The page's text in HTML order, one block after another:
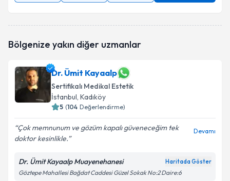
Bölgenize yakın diğer uzmanlar
Dr. Ümit Kayaalp
Sertifikalı Medikal Estetik
İstanbul, Kadıköy
5 (104 Değerlendirme)
Çok memnunum ve gözüm kapalı güveneceğim tek
doktor kesinlikle.
Devamı
Dr. Ümit Kayaalp Muayenehanesi Haritada Göster
Göztepe Mahallesi Bağdat Caddesi Güzel Sokak No:2 Daire:6